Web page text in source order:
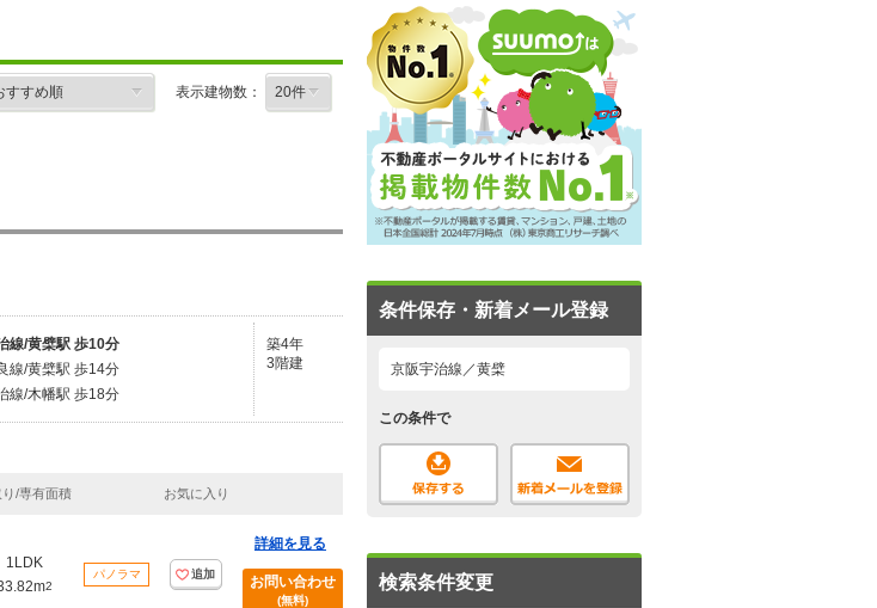
表示建物数：
線/黄檗駅 歩10分
線/黄檗駅 歩14分
線/木幡駅 歩18分
築4年
3階建
り/専有面積 お気に入り
1LDK
2
パノラマ 追加
詳細を見る
お問い合わせ
(無料)
条件保存・新着メール登録
京阪宇治線／黄檗
この条件で
検索条件変更